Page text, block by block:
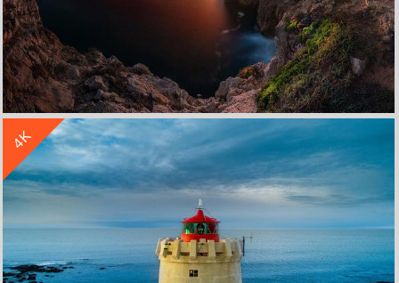
海边 岩石 灯塔 夕阳黄昏4k风景壁纸3840x2160
4K
立 即 下 载
收 藏